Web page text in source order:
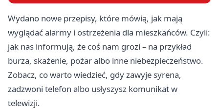
Wydano nowe przepisy, które mówią, jak mają
wyglądać alarmy i ostrzeżenia dla mieszkańców. Czyli:
jak nas informują, że coś nam grozi – na przykład
burza, skażenie, pożar albo inne niebezpieczeństwo.
Zobacz, co warto wiedzieć, gdy zawyje syrena,
zadzwoni telefon albo usłyszysz komunikat w
telewizji.